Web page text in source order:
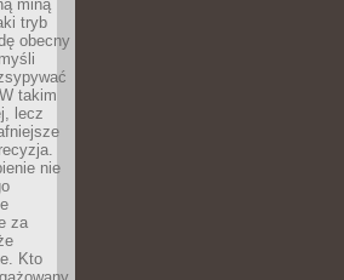
miną
tryb
obecny
takim
lecz
nie
za
Kto